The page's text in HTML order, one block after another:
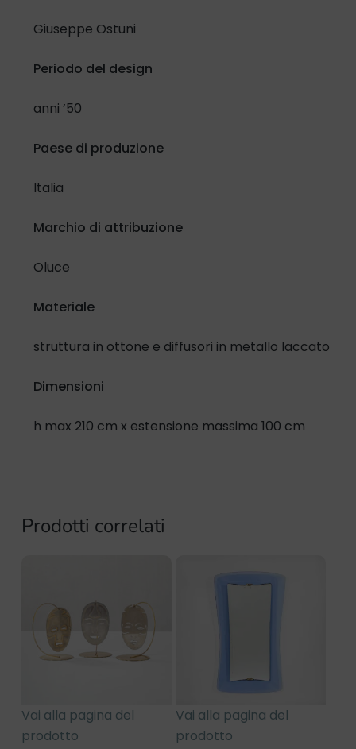
Giuseppe Ostuni
Periodo del design
anni ’50
Paese di produzione
Italia
Marchio di attribuzione
Oluce
Materiale
struttura in ottone e diffusori in metallo laccato
Dimensioni
h max 210 cm x estensione massima 100 cm
Prodotti correlati
Vai alla pagina del
prodotto
Vai alla pagina del
prodotto